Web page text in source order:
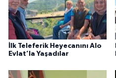
İlk Teleferik Heyecanını Alo
Evlat’la Yaşadılar